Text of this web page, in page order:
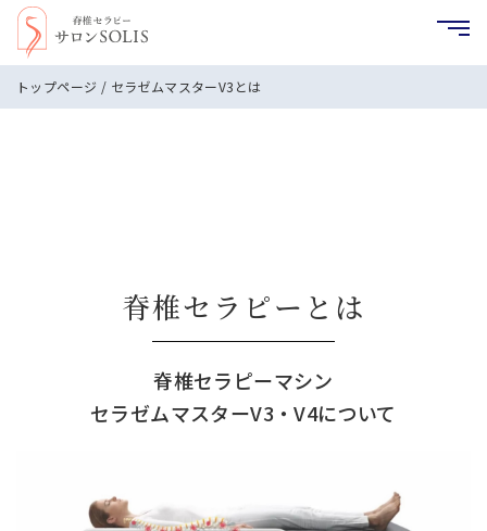
トップページ / セラゼムマスターV3とは
脊椎セラピーとは
脊椎セラピーマシン
セラゼムマスターV3・V4について